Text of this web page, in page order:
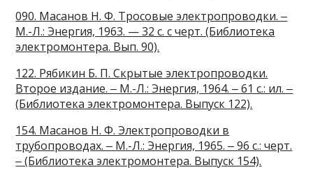
090. Масанов Н. Ф. Тросовые электропроводки. ‒
М.-Л.: Энергия, 1963. — 32 с. с черт. (Библиотека
электромонтера. Вып. 90).
122. Рябикин Б. П. Скрытые электропроводки.
Второе издание. ‒ М.-Л.: Энергия, 1964. ‒ 61 с.: ил. ‒
(Библиотека электромонтера. Выпуск 122).
154. Масанов Н. Ф. Электропроводки в
трубопроводах. ‒ М.-Л.: Энергия, 1965. ‒ 96 с.: черт.
‒ (Библиотека электромонтера. Выпуск 154).